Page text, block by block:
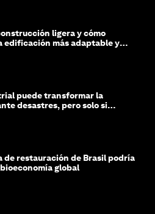
ligera y cómo
edificación más adaptable y
puede transformar la
desastres, pero solo si
de restauración de Brasil podría
global